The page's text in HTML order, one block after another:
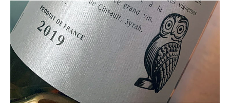
Mythique